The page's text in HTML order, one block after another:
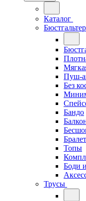
Каталог
Пуш-
Без
Бандо
Топы
Боди
Трусы